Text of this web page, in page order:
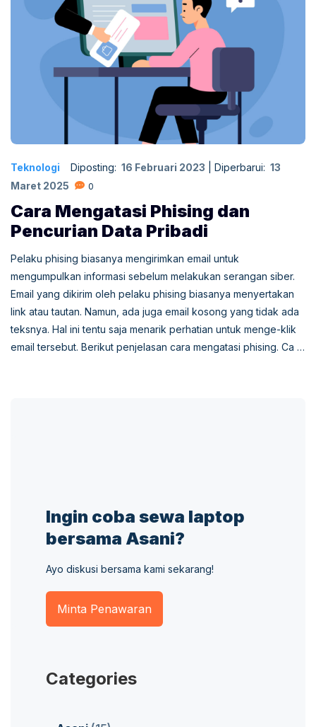
Teknologi Diposting: 16 Februari 2023 Diperbarui: 13
Maret 2025
0
Cara Mengatasi Phising dan
Pencurian Data Pribadi
Pelaku phising biasanya mengirimkan email untuk
mengumpulkan informasi sebelum melakukan serangan siber.
Email yang dikirim oleh pelaku phising biasanya menyertakan
link atau tautan. Namun, ada juga email kosong yang tidak ada
teksnya. Hal ini tentu saja menarik perhatian untuk menge-klik
email tersebut. Berikut penjelasan cara mengatasi phising. Ca …
Ingin coba sewa laptop
bersama Asani?
Ayo diskusi bersama kami sekarang!
Minta Penawaran
Categories